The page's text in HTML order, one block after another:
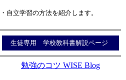
・自立学習の方法を紹介します。
生徒専用 学校教科書解説ページ
勉強のコツ WISE Blog